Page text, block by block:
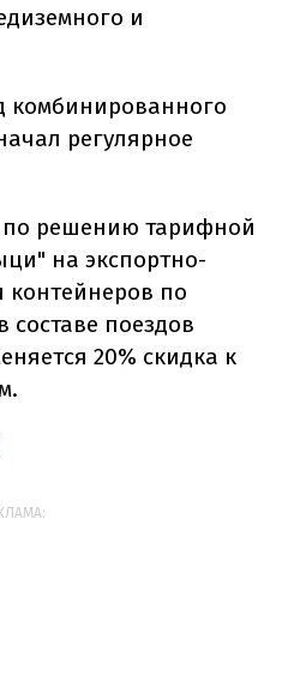
и
комбинированного
регулярное
по решению тарифной
на экспортно-
контейнеров по
поездов
20% скидка к